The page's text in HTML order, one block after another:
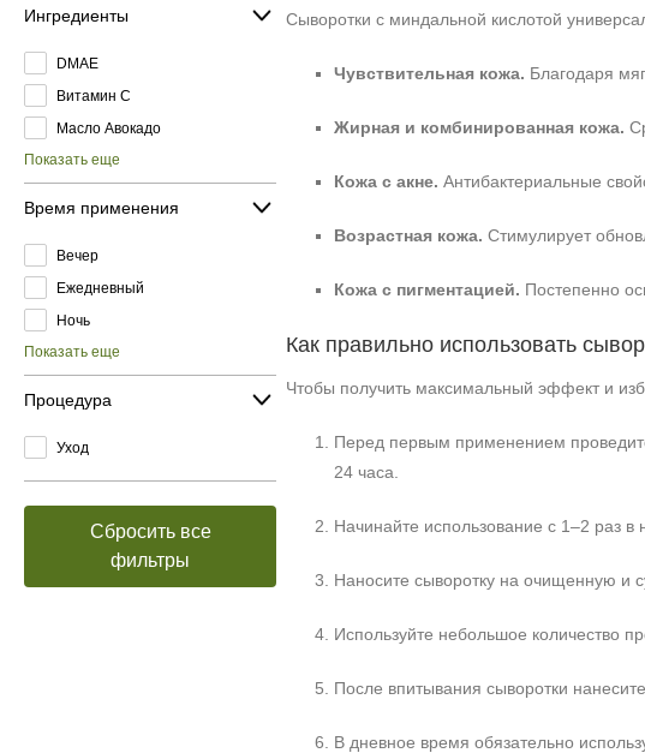
Ингредиенты
DMAE
Витамин C
Масло Авокадо
Показать еще
Время применения
Вечер
Ежедневный
Ночь
Показать еще
Процедура
Уход
Сбросить все
фильтры
Сыворотки с миндальной кислотой
Чувствительная кожа. Благодаря
Жирная и комбинированная кожа.
Кожа с акне. Антибактериальные
Возрастная кожа. Стимулирует
Кожа с пигментацией. Постепенно
Как правильно использовать
Чтобы получить максимальный эффект и
Перед первым применением
24 часа.
Начинайте использование с 1–2 раз
Наносите сыворотку на очищенную и
Используйте небольшое количество
После впитывания сыворотки
В дневное время обязательно